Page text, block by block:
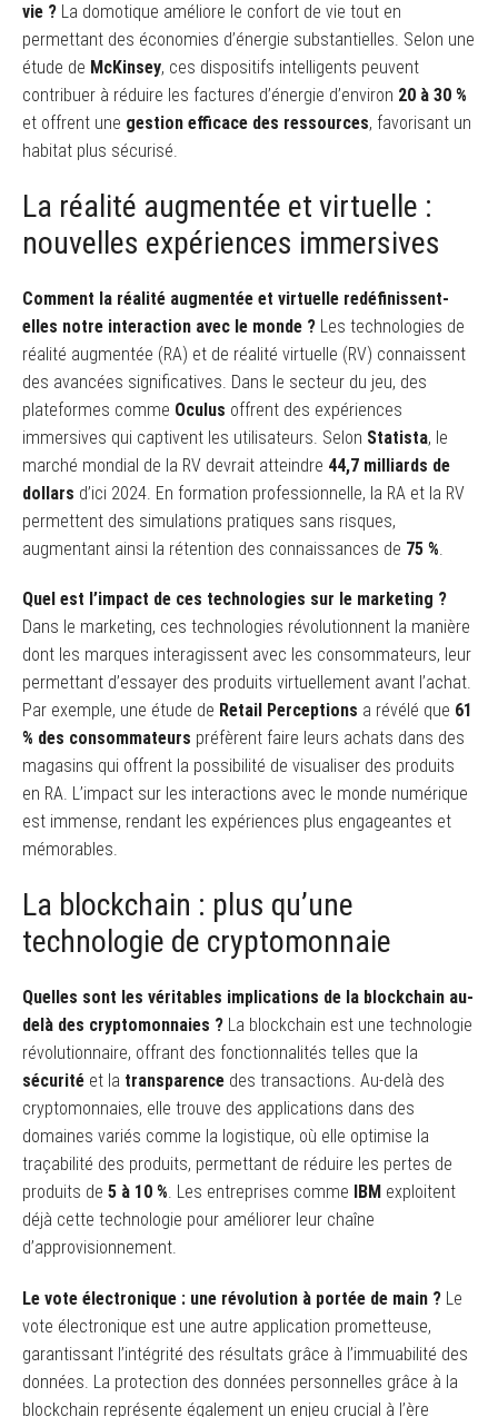
vie ? La domotique améliore le confort de vie tout en
permettant des économies d’énergie substantielles. Selon une
étude de McKinsey, ces dispositifs intelligents peuvent
contribuer à réduire les factures d’énergie d’environ 20 à 30 %
et offrent une gestion efficace des ressources, favorisant un
habitat plus sécurisé.
La réalité augmentée et virtuelle :
nouvelles expériences immersives
Comment la réalité augmentée et virtuelle redéfinissent-
elles notre interaction avec le monde ? Les technologies de
réalité augmentée (RA) et de réalité virtuelle (RV) connaissent
des avancées significatives. Dans le secteur du jeu, des
plateformes comme Oculus offrent des expériences
immersives qui captivent les utilisateurs. Selon Statista, le
marché mondial de la RV devrait atteindre 44,7 milliards de
dollars d’ici 2024. En formation professionnelle, la RA et la RV
permettent des simulations pratiques sans risques,
augmentant ainsi la rétention des connaissances de 75 %
Quel est l’impact de ces technologies sur le marketing ?
Dans le marketing, ces technologies révolutionnent la manière
dont les marques interagissent avec les consommateurs, leur
permettant d’essayer des produits virtuellement avant l’achat.
Par exemple, une étude de Retail Perceptions a révélé que 61
% des consommateurs préfèrent faire leurs achats dans des
magasins qui offrent la possibilité de visualiser des produits
en RA. L’impact sur les interactions avec le monde numérique
est immense, rendant les expériences plus engageantes et
mémorables.
La blockchain : plus qu’une
technologie de cryptomonnaie
Quelles sont les véritables implications de la blockchain au-
delà des cryptomonnaies ? La blockchain est une technologie
révolutionnaire, offrant des fonctionnalités telles que la
sécurité et la transparence des transactions. Au-delà des
cryptomonnaies, elle trouve des applications dans des
domaines variés comme la logistique, où elle optimise la
traçabilité des produits, permettant de réduire les pertes de
produits de 5 à 10 %. Les entreprises comme IBM exploitent
déjà cette technologie pour améliorer leur chaîne
d’approvisionnement.
Le vote électronique : une révolution à portée de main ? Le
vote électronique est une autre application prometteuse,
garantissant l’intégrité des résultats grâce à l’immuabilité des
données. La protection des données personnelles grâce à la
blockchain représente également un enjeu crucial à l’ère